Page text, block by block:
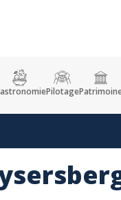
Pilotage